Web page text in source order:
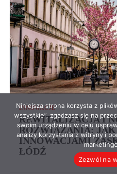
INNOWACJE
REWITALIZACJA I
ROZWIĄZANIA:
INNOWACJAMI
ŁÓDŹ
Niniejsza strona korzysta z
wszystkie”, zgadzasz się na
swoim urządzeniu w celu
analizy korzystania z witryny i
Zezwól na